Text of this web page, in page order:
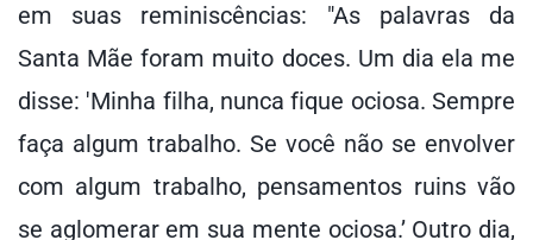
em suas reminiscências: "As palavras da
Santa Mãe foram muito doces. Um dia ela me
disse: 'Minha filha, nunca fique ociosa. Sempre
faça algum trabalho. Se você não se envolver
com algum trabalho, pensamentos ruins vão
se aglomerar em sua mente ociosa.’ Outro dia,